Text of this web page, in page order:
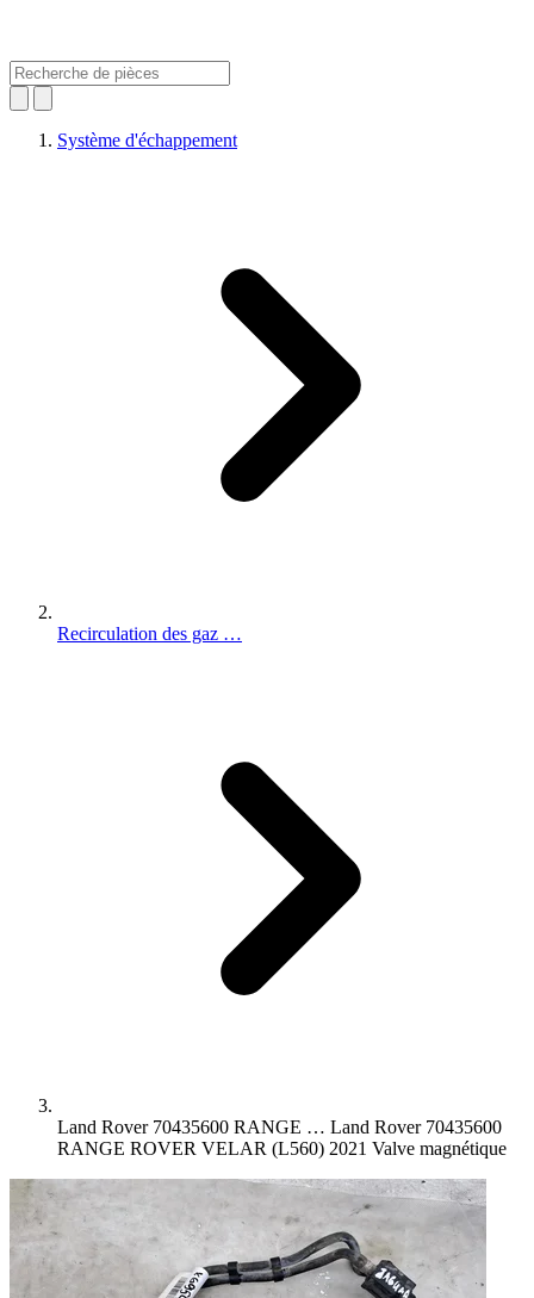
Système d'échappement
Recirculation des gaz …
Land Rover 70435600 RANGE … Land Rover 70435600
RANGE ROVER VELAR (L560) 2021 Valve magnétique